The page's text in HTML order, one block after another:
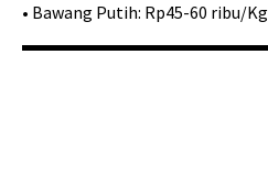
•⁠ ⁠Bawang Putih: Rp45-60 ribu/Kg